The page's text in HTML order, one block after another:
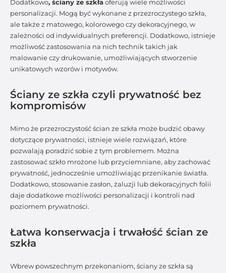
Dodatkowo, ściany ze szkła oferują wiele możliwości
personalizacji. Mogą być wykonane z przezroczystego szkła,
ale także z matowego, kolorowego czy dekoracyjnego, w
zależności od indywidualnych preferencji. Dodatkowo, istnieje
możliwość zastosowania na nich technik takich jak
malowanie czy drukowanie, umożliwiających stworzenie
unikatowych wzorów i motywów.
Ściany ze szkła czyli prywatność bez
kompromisów
Mimo że przezroczystość ścian ze szkła może budzić obawy
dotyczące prywatności, istnieje wiele rozwiązań, które
pozwalają poradzić sobie z tym problemem. Można
zastosować szkło mrożone lub przyciemniane, aby zachować
prywatność, jednocześnie umożliwiając przenikanie światła.
Dodatkowo, stosowanie zasłon, żaluzji lub dekoracyjnych folii
daje dodatkowe możliwości personalizacji i kontroli nad
poziomem prywatności.
Łatwa konserwacja i trwałość ścian ze
szkła
Wbrew powszechnym przekonaniom, ściany ze szkła są